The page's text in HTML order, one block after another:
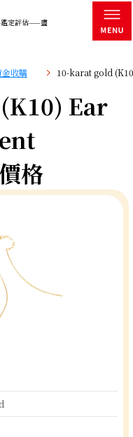
鑑定評估——盡
金收購 10-karat gold
Ear
格